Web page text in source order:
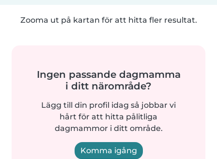
Zooma ut på kartan för att hitta fler resultat.
Ingen passande dagmamma
i ditt närområde?
Lägg till din profil idag så jobbar vi
hårt för att hitta pålitliga
dagmammor i ditt område.
Komma igång